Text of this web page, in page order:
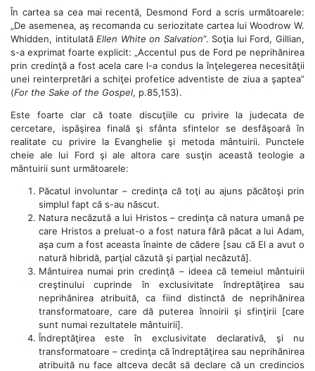
În cartea sa cea mai recentă, Desmond Ford a scris următoarele:
„De asemenea, aş recomanda cu seriozitate cartea lui Woodrow W.
Whidden, intitulatăEllen White on Salvation”. Soţia lui Ford, Gillian,
s-a exprimat foarte explicit: „Accentul pus de Ford pe neprihănirea
prin credinţă a fost acela care l-a condus la înţelegerea necesităţii
unei reinterpretări a schiţei profetice adventiste de ziua a şaptea”
(For the Sake of the Gospel, p.85,153).
Este foarte clar că toate discuţiile cu privire la judecata de
cercetare, ispăşirea finală şi sfânta sfintelor se desfăşoară în
realitate cu privire la Evanghelie şi metoda mântuirii. Punctele
cheie ale lui Ford şi ale altora care susţin această teologie a
mântuirii sunt următoarele:
Păcatul involuntar – credinţa că toţi au ajuns păcătoşi prin
simplul fapt că s-au născut.
Natura necăzută a lui Hristos – credinţa că natura umană pe
care Hristos a preluat-o a fost natura fără păcat a lui Adam,
aşa cum a fost aceasta înainte de cădere [sau că El a avut o
natură hibridă, parţial căzută şi parţial necăzută].
Mântuirea numai prin credinţă – ideea că temeiul mântuirii
creştinului cuprinde în exclusivitate îndreptăţirea sau
neprihănirea atribuită, ca fiind distinctă de neprihănirea
transformatoare, care dă puterea înnoirii şi sfinţirii [care
sunt numai rezultatele mântuirii].
Îndreptăţirea este în exclusivitate declarativă, şi nu
transformatoare – credinţa că îndreptăţirea sau neprihănirea
atribuită nu face altceva decât să declare că un credincios